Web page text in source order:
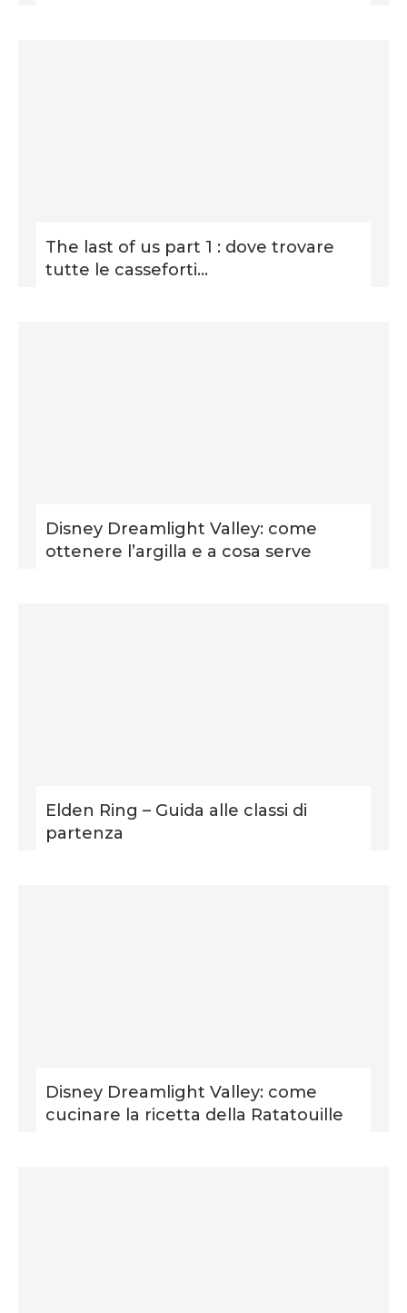
The last of us part 1 : dove trovare
tutte le casseforti...
Disney Dreamlight Valley: come
ottenere l’argilla e a cosa serve
Elden Ring – Guida alle classi di
partenza
Disney Dreamlight Valley: come
cucinare la ricetta della Ratatouille